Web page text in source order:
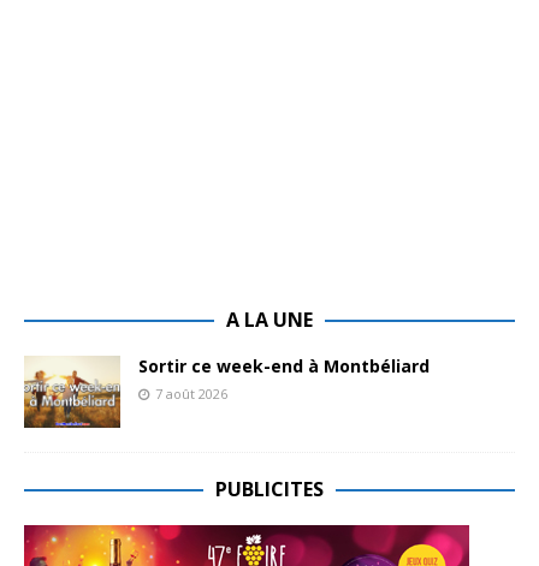
A LA UNE
Sortir ce week-end à Montbéliard
7 août 2026
PUBLICITES